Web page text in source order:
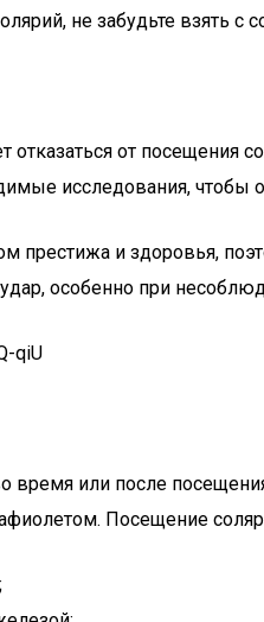
не забудьте взять с
отказаться от посещения
исследования, чтобы
престижа и здоровья,
особенно при
qiU
или после
Посещение